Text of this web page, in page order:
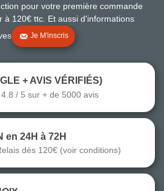
pour votre première commande
à 120€ ttc. Et aussi d'informations
Je M'inscris
+ AVIS VÉRIFIÉS)
4.8 / 5 sur + de 5000 avis
en 24H à 72H
dès 120€ (voir conditions)